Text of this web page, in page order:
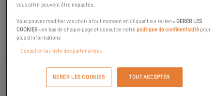
DÉCOUVREZ-LES
vous offrir peuvent être impactés.
Vous pouvez modifier vos choix à tout moment en cliquant sur le lien «GERER LES
COOKIES » en bas de chaque page et consulter notrepolitique de confidentialitépour
plus d’informations
Consulter la « liste des partenaires »
GERER LES COOKIES TOUT ACCEPTER